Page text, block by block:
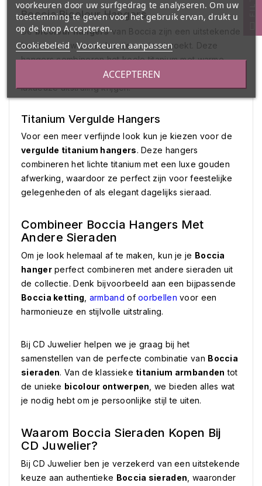
Boccia Bicolour Hangers
Debicolour hangersvan Boccia zijn een uitstekende
keuze voor wie een beetje contrast zoekt. Deze
hangers combineren het koele titanium met warme
gouden of roségouden accenten, waardoor ze een
luxueuze uitstraling krijgen.
Titanium Vergulde Hangers
Voor een meer verfijnde look kun je kiezen voor de
vergulde titanium hangers. Deze hangers
combineren het lichte titanium met een luxe gouden
afwerking, waardoor ze perfect zijn voor feestelijke
gelegenheden of als elegant dagelijks sieraad.
Combineer Boccia Hangers Met
Andere Sieraden
Om je look helemaal af te maken, kun je je Boccia
hangerperfect combineren met andere sieraden uit
de collectie. Denk bijvoorbeeld aan een bijpassende
Boccia ketting armband ofoorbellen voor een
harmonieuze en stijlvolle uitstraling.
Bij CD Juwelier helpen we je graag bij het
samenstellen van de perfecte combinatie van Boccia
sieraden. Van de klassieke titanium armbanden tot
de unieke bicolour ontwerpen , we bieden alles wat
je nodig hebt om je persoonlijke stijl te uiten.
Waarom Boccia Sieraden Kopen Bij
CD Juwelier?
Bij CD Juwelier ben je verzekerd van een uitstekende
keuze aan authentieke Boccia sieraden , waaronder
voorkeuren door uw surfgedrag te analyseren. Om uw
toestemming te geven voor het gebruik ervan, drukt u
op de knop Accepteren.
Cookiebeleid Voorkeuren aanpassen
ACCEPTEREN